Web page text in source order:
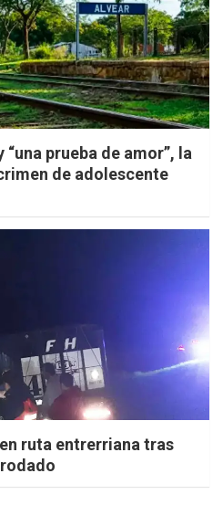
prueba de amor”, la
de adolescente
ruta entrerriana tras